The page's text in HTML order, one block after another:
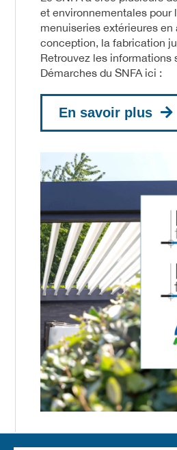
et environnementales pour
menuiseries extérieures
conception, la fabrication
Retrouvez les informations
Démarches du SNFA ici :
En savoir plus